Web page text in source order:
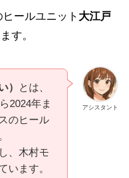
ールユニット 大江戸
す。
アシスタント
）
とは、
2024年ま
のヒール
、木村モ
います。